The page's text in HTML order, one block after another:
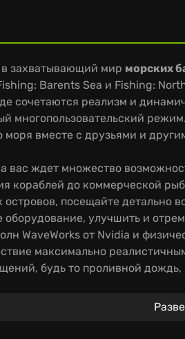
в захватывающий мир морских
Barents Sea и Fishing:
сочетаются реализм и
многопользовательский
моря вместе с друзьями и
вас ждет множество
кораблей до коммерческой
островов, посещайте детально
оборудование, улучшить и
WaveWorks от Nvidia и
максимально
будь то проливной
техническую поддержку другим